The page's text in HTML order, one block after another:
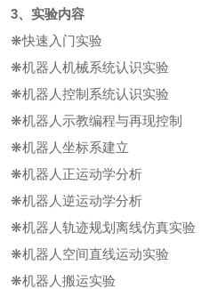
3、实验内容
❋快速入门实验
❋机器人机械系统认识实验
❋机器人控制系统认识实验
❋机器人示教编程与再现控制
❋机器人坐标系建立
❋机器人正运动学分析
❋机器人逆运动学分析
❋机器人轨迹规划离线仿真实验
❋机器人空间直线运动实验
❋机器人搬运实验